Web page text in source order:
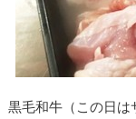
黒毛和牛（この日は